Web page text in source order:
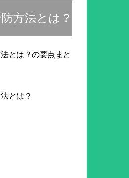
方法とは？